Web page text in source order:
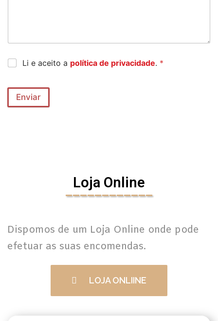
Li e aceito a política de privacidade. *
Enviar
Loja Online
____________
Dispomos de um Loja Online onde pode
efetuar as suas encomendas.
LOJA ONLIINE